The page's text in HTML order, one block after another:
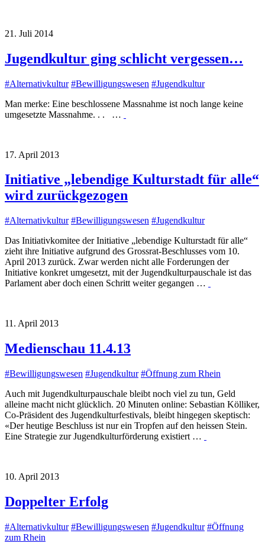
21. Juli 2014
Jugendkultur ging schlicht vergessen…
#Alternativkultur #Bewilligungswesen #Jugendkultur
Man merke: Eine beschlossene Massnahme ist noch lange keine
umgesetzte Massnahme. . . …
17. April 2013
Initiative „lebendige Kulturstadt für alle“
wird zurückgezogen
#Alternativkultur #Bewilligungswesen #Jugendkultur
Das Initiativkomitee der Initiative „lebendige Kulturstadt für alle“
zieht ihre Initiative aufgrund des Grossrat-Beschlusses vom 10.
April 2013 zurück. Zwar werden nicht alle Forderungen der
Initiative konkret umgesetzt, mit der Jugendkulturpauschale ist das
Parlament aber doch einen Schritt weiter gegangen …
11. April 2013
Medienschau 11.4.13
#Bewilligungswesen #Jugendkultur #Öffnung zum Rhein
Auch mit Jugendkulturpauschale bleibt noch viel zu tun, Geld
alleine macht nicht glücklich. 20 Minuten online: Sebastian Kölliker,
Co-Präsident des Jugendkulturfestivals, bleibt hingegen skeptisch:
«Der heutige Beschluss ist nur ein Tropfen auf den heissen Stein.
Eine Strategie zur Jugendkulturförderung existiert …
10. April 2013
Doppelter Erfolg
#Alternativkultur #Bewilligungswesen #Jugendkultur #Öffnung
zum Rhein